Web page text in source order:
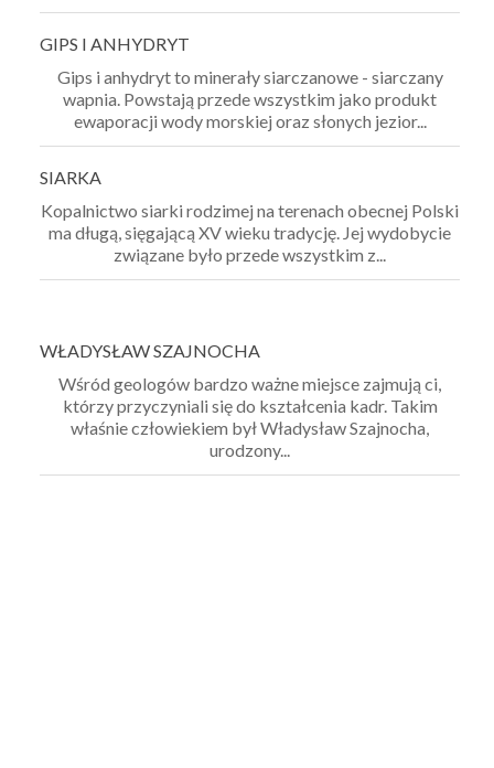
GIPS I ANHYDRYT
Gips i anhydryt to minerały siarczanowe - siarczany
wapnia. Powstają przede wszystkim jako produkt
ewaporacji wody morskiej oraz słonych jezior...
SIARKA
Kopalnictwo siarki rodzimej na terenach obecnej Polski
ma długą, sięgającą XV wieku tradycję. Jej wydobycie
związane było przede wszystkim z...
WŁADYSŁAWSZAJNOCHA
Wśród geologów bardzo ważne miejsce zajmują ci,
którzy przyczyniali się do kształcenia kadr. Takim
właśnie człowiekiem był Władysław Szajnocha,
urodzony...